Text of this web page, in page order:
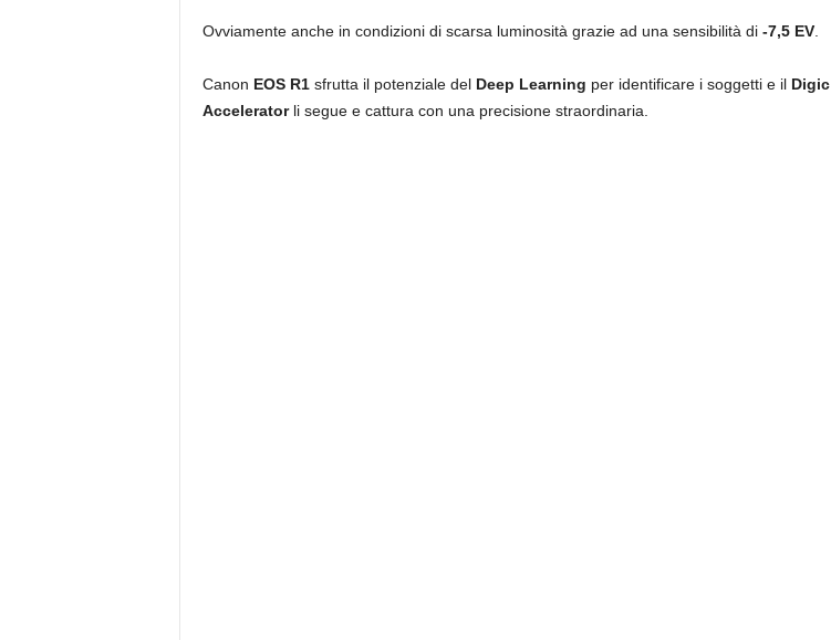
Ovviamente anche in condizioni di scarsa luminosità grazie ad una sensibilità di-7,5 EV.
Canon EOS R1sfrutta il potenziale del Deep Learning per identificare i soggetti e il Digic
Accelerator li segue e cattura con una precisione straordinaria.